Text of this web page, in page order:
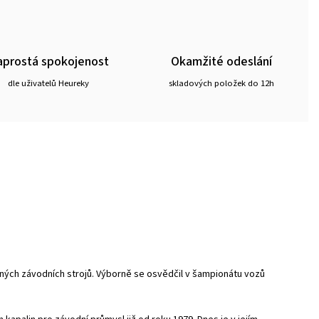
spokojenost
dle uživatelů Heureky
Okamžité odeslání
skladových položek do 12h
závodních strojů. Výborně se osvědčil v šampionátu vozů